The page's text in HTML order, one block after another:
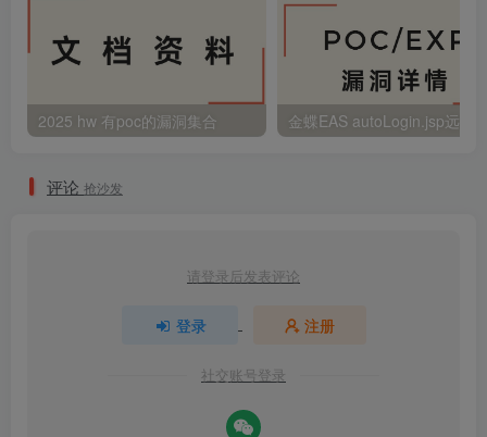
2025 hw 有poc的漏洞集合
评论 抢沙发
请登录后发表评论
登录 注册
社交账号登录